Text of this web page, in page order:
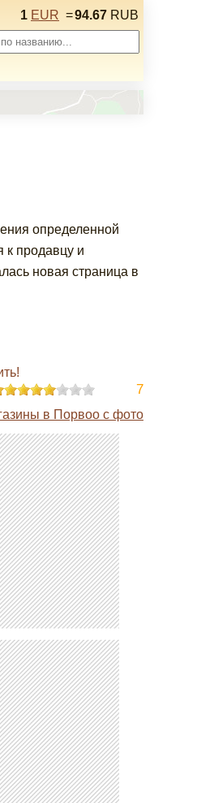
1 EUR =94.67 RUB
определенной
к продавцу и
новая страница в
7
в Порвоо с фото